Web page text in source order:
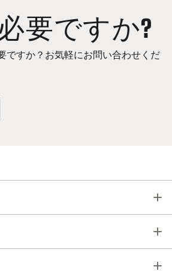
要ですか?
ですか？お気軽にお問い合わせくだ